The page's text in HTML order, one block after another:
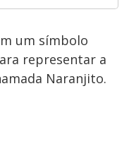
um símbolo
representar a
Naranjito.